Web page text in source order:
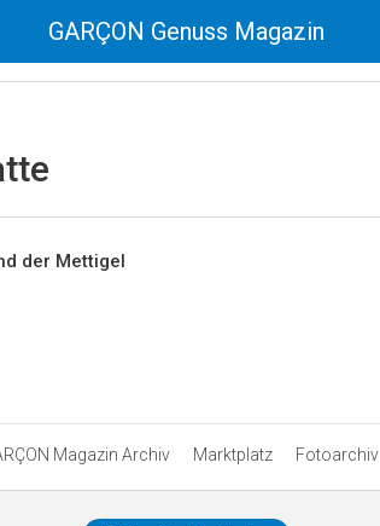
GARÇON Genuss Magazin
der Mettigel
Magazin Archiv Marktplatz Fotoarchiv